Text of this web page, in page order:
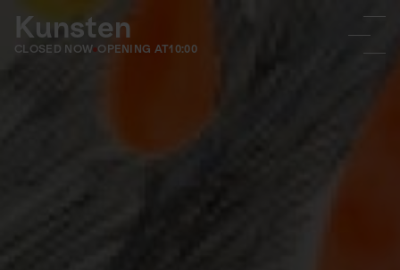
Kunsten
CLOSED NOW OPENING AT10:00